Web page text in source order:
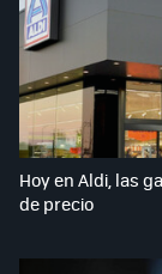
Hoy en Aldi, las
de precio